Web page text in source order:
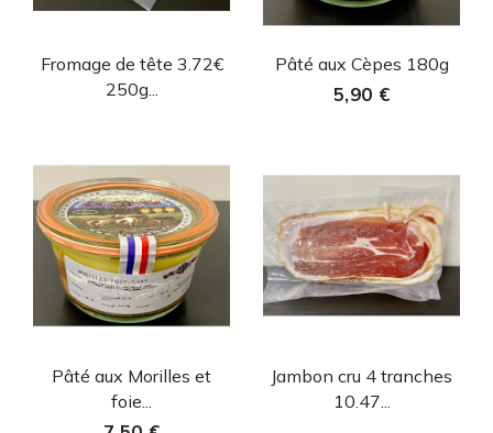
 Aperçu rapide
Fromage de tête 3.72€
250g...
Aperçu rapide
Pâté aux Cèpes 180g
5,90 €
 Aperçu rapide
Pâté aux Morilles et
foie...
 Aperçu rapide
Jambon cru 4 tranches
10.47...